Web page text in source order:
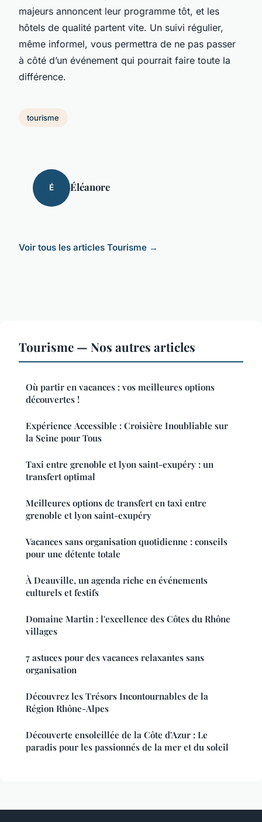
majeurs annoncent leur programme tôt, et les
hôtels de qualité partent vite. Un suivi régulier,
même informel, vous permettra de ne pas passer
à côté d’un événement qui pourrait faire toute la
différence.
tourisme
É Éléanore
Voir tous les articles Tourisme →
Tourisme — Nos autres articles
Où partir en vacances : vos meilleures options
découvertes !
Expérience Accessible : Croisière Inoubliable sur
la Seine pour Tous
Taxi entre grenoble et lyon saint-exupéry : un
transfert optimal
Meilleures options de transfert en taxi entre
grenoble et lyon saint-exupéry
Vacances sans organisation quotidienne : conseils
pour une détente totale
À Deauville, un agenda riche en événements
culturels et festifs
Domaine Martin : l'excellence des Côtes du Rhône
villages
7 astuces pour des vacances relaxantes sans
organisation
Découvrez les Trésors Incontournables de la
Région Rhône-Alpes
Découverte ensoleillée de la Côte d'Azur : Le
paradis pour les passionnés de la mer et du soleil